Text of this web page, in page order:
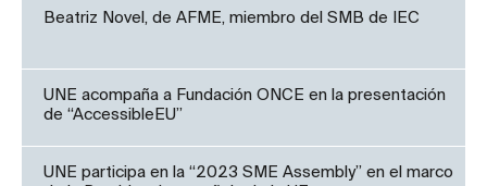
Beatriz Novel, de AFME, miembro del SMB de IEC
UNE acompaña a Fundación ONCE en la presentación
de “AccessibleEU”
UNE participa en la “2023 SME Assembly” en el marco